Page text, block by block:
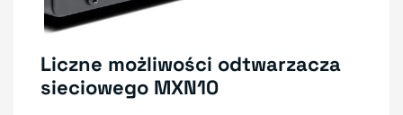
Liczne możliwości odtwarzacza
sieciowego MXN10